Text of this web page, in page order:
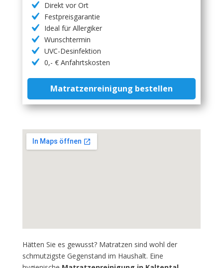
Direkt vor Ort
Festpreisgarantie
Ideal für Allergiker
Wunschtermin
UVC-Desinfektion
0,- € Anfahrtskosten
Matratzenreinigung bestellen
Hätten Sie es gewusst? Matratzen sind wohl der
schmutzigste Gegenstand im Haushalt. Eine